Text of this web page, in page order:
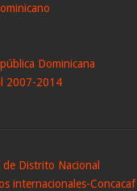
Dominicana
2007-2014
Distrito Nacional
internacionales-Concacaf